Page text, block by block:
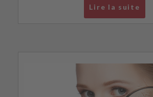
Lire la suite